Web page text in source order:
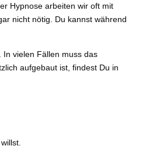
Hypnose arbeiten wir oft mit
nicht nötig. Du kannst während
vielen Fällen muss das
aufgebaut ist, findest Du in